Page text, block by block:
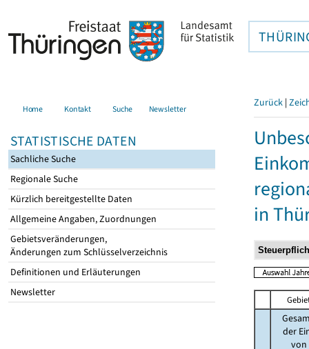
Home Kontakt Suche Newsletter
STATISTISCHE DATEN
Sachliche Suche
Regionale Suche
Kürzlich bereitgestellte Daten
Allgemeine Angaben, Zuordnungen
Gebietsveränderungen,
Änderungen zum Schlüsselverzeichnis
Definitionen und Erläuterungen
Newsletter
Zurück |
in
der
von